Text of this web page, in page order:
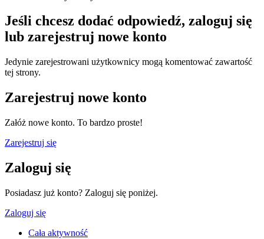
Jeśli chcesz dodać odpowiedź, zaloguj się
lub zarejestruj nowe konto
Jedynie zarejestrowani użytkownicy mogą komentować zawartość
tej strony.
Zarejestruj nowe konto
Załóż nowe konto. To bardzo proste!
Zarejestruj się
Zaloguj się
Posiadasz już konto? Zaloguj się poniżej.
Zaloguj się
Cała aktywność